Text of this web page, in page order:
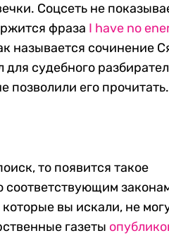
Соцсеть не
фраза I have no
называется сочинение
для судебного
позволили его прочитать.
то появится такое
соответствующим
вы искали, не
газеты